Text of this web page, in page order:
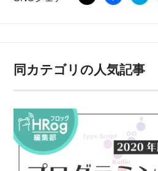
同カテゴリの人気記事